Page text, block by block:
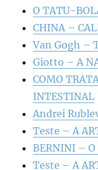
O TATU-
CHINA –
Van Gogh –
Giotto – A
COMO
INTESTINAL
Andrei
Teste – A
BERNINI – O
Teste – A